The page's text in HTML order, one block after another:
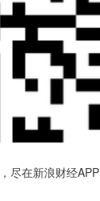
尽在新浪财经APP